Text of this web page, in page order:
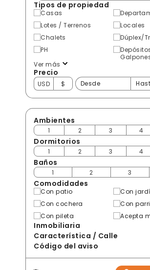
Tipos de propiedad
Casas
Lotes / Terrenos
Locales
Chalets
Dúplex/
PH
Ver más
Precio
USD $
Ambientes
1 2 3 4
Dormitorios
1 2 3 4
Baños
1 2 3
Comodidades
Con patio
Con
Con cochera
Con
Con pileta
Acepta
Inmobiliaria
Característica / Calle
Código del aviso